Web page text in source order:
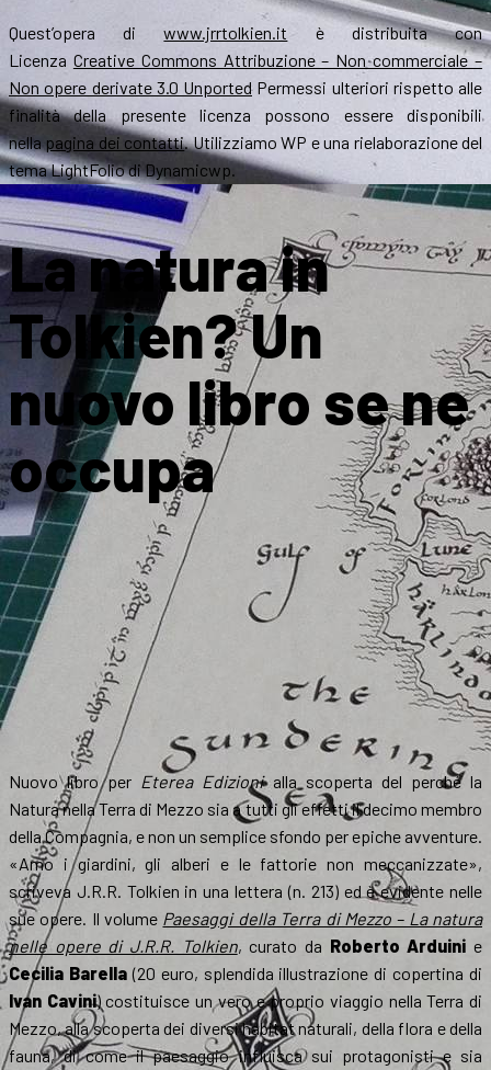
Quest’opera diwww.jrrtolkien.it è distribuita con
Licenza Creative Commons Attribuzione – Non commerciale –
Non opere derivate 3.0 UnportedPermessi ulteriori rispetto alle
finalità della presente licenza possono essere disponibili
nella pagina dei contatti. Utilizziamo WP e una rielaborazione del
tema LightFolio di Dynamicwp.
La natura in
Tolkien? Un
nuovo libro se ne
occupa
Nuovo libro per Eterea Edizionialla scoperta del perché la
Natura nella Terra di Mezzo sia a tutti gli effetti il decimo membro
della Compagnia, e non un semplice sfondo per epiche avventure.
«Amo i giardini, gli alberi e le fattorie non meccanizzate»,
scriveva J.R.R. Tolkien in una lettera (n. 213) ed è evidente nelle
sue opere. Il volume Paesaggi della Terra di Mezzo – La natura
nelle opere di J.R.R. Tolkien, curato da Roberto Arduini e
Cecilia Barella(20 euro, splendida illustrazione di copertina di
Ivan Cavini) costituisce un vero e proprio viaggio nella Terra di
Mezzo, alla scoperta dei diversi habitat naturali, della flora e della
fauna, di come il paesaggio influisca sui protagonisti e sia